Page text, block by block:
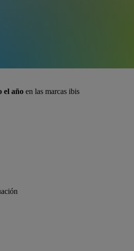
el año en las marcas ibis